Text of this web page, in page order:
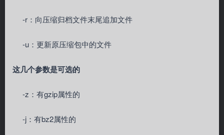
-r：向压缩归档文件末尾追加文件
-u：更新原压缩包中的文件
这几个参数是可选的
-z：有gzip属性的
-j：有bz2属性的